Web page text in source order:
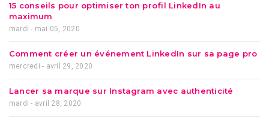
15 conseils pour optimiser ton profil LinkedIn au
maximum
mardi - mai 05, 2020
Comment créer un événement LinkedIn sur sa page pro
mercredi - avril 29, 2020
Lancer sa marque sur Instagram avec authenticité
mardi - avril 28, 2020